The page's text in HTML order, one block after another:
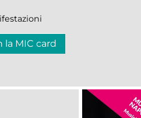
la MIC card